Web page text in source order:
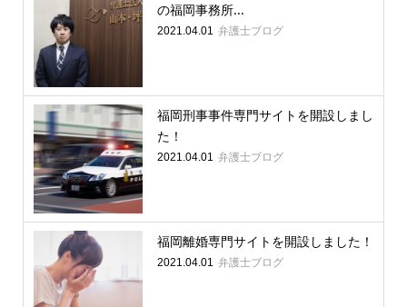
の福岡事務所...
2021.04.01 弁護士ブログ
福岡刑事事件専門サイトを開設しまし
た！
2021.04.01 弁護士ブログ
福岡離婚専門サイトを開設しました！
2021.04.01 弁護士ブログ